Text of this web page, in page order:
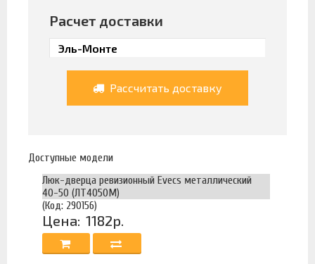
Расчет доставки
Рассчитать доставку
Доступные модели
Люк-дверца ревизионный Evecs металлический
40-50 (ЛТ4050М)
(Код: 290156)
Цена: 1182р.